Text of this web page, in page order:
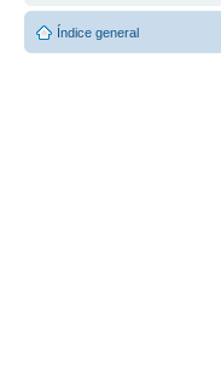
Índice general